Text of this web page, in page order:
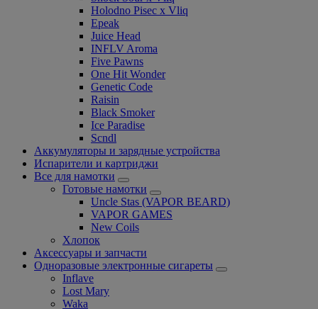
Holodno Pisec x Vliq
Epeak
Juice Head
INFLV Aroma
Five Pawns
One Hit Wonder
Genetic Code
Raisin
Black Smoker
Ice Paradise
Scndl
Аккумуляторы и зарядные устройства
Испарители и картриджи
Все для намотки
Готовые намотки
Uncle Stas (VAPOR BEARD)
VAPOR GAMES
New Coils
Хлопок
Аксессуары и запчасти
Одноразовые электронные сигареты
Inflave
Lost Mary
Waka